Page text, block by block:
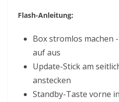
Flash-Anleitung:
Box stromlos machen
auf aus
Update-Stick am
anstecken
Standby-Taste vorne